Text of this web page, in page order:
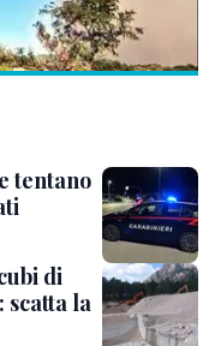
tentano
di
scatta la